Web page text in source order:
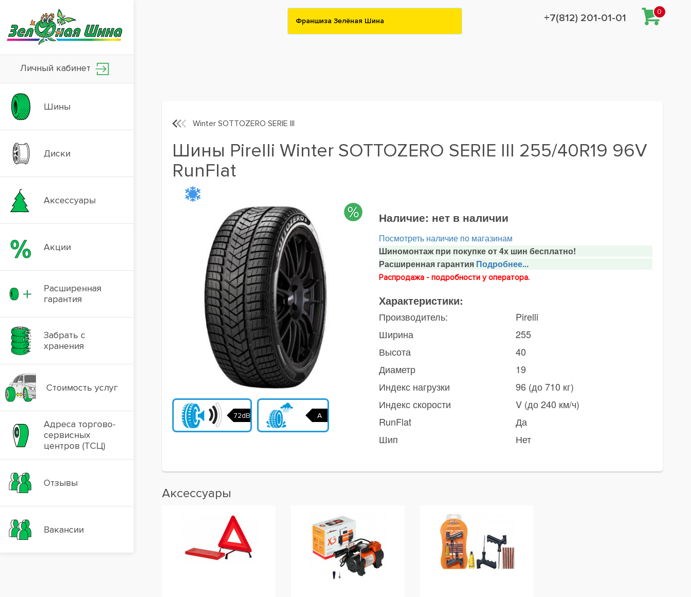
Личный кабинет
Шины
Диски
Аксессуары
Акции
Расширенная
гарантия
Забрать с
хранения
Стоимость услуг
Адреса торгово-
сервисных
центров (ТСЦ)
Отзывы
Вакансии
Франшиза Зелёная Шина +7(812) 201-01-01
0
Winter SOTTOZERO SERIE III
Шины Pirelli Winter SOTTOZERO SERIE III 255/40R19 96V
RunFlat
72dB A
Наличие: нет в наличии
Посмотреть наличие по магазинам
Шиномонтаж при покупке от 4х шин бесплатно!
Расширенная гарантияПодробнее...
Распродажа - подробности у оператора.
Характеристики:
Производитель:
Pirelli
Ширина
255
Высота
40
Диаметр
19
Индекс нагрузки
96 (до 710 кг)
Индекс скорости
V (до 240 км/ч)
RunFlat
Да
Шип
Нет
Аксессуары